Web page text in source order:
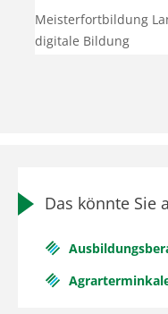
Meisterfortbildung
digitale Bildung
Das könnte Sie